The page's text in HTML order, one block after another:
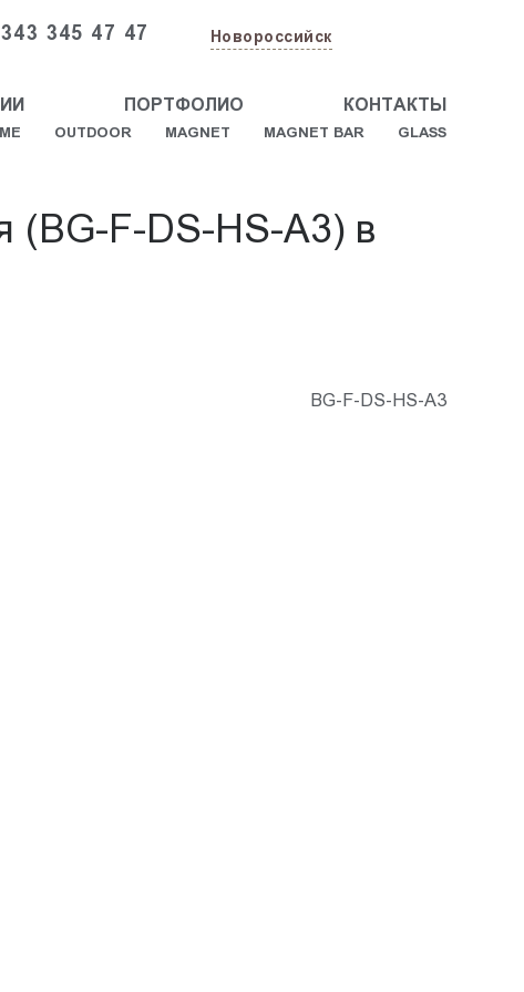
345 47 47 Новороссийск
ПОРТФОЛИО КОНТАКТЫ
OUTDOOR MAGNET MAGNET BAR GLASS
(BG-F-DS-HS-A3) в
BG-F-DS-HS-A3